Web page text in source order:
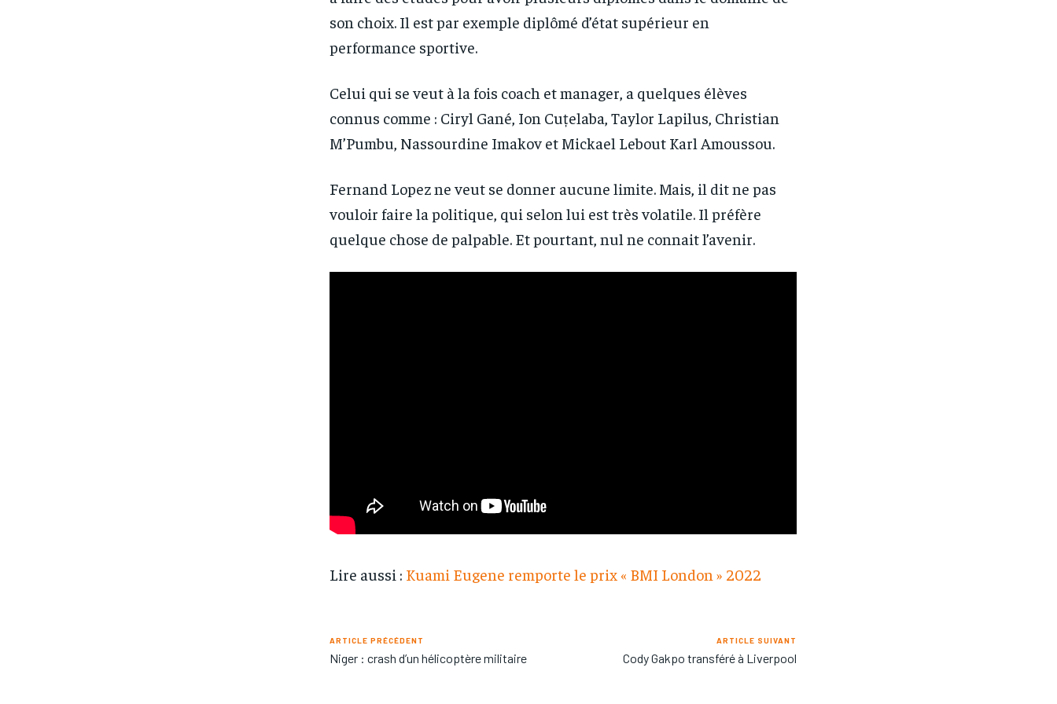
son choix. Il est par exemple diplômé d’état supérieur en
performance sportive.
Celui qui se veut à la fois coach et manager, a quelques élèves
connus comme : Ciryl Gané, Ion Cuțelaba, Taylor Lapilus, Christian
M’Pumbu, Nassourdine Imakov et Mickael Lebout Karl Amoussou.
Fernand Lopez ne veut se donner aucune limite. Mais, il dit ne pas
vouloir faire la politique, qui selon lui est très volatile. Il préfère
quelque chose de palpable. Et pourtant, nul ne connait l’avenir.
Lire aussi : Kuami Eugene remporte le prix « BMI London » 2022
ARTICLE PRÉCÉDENT
Niger : crash d’un hélicoptère militaire
ARTICLE SUIVANT
Cody Gakpo transféré à Liverpool